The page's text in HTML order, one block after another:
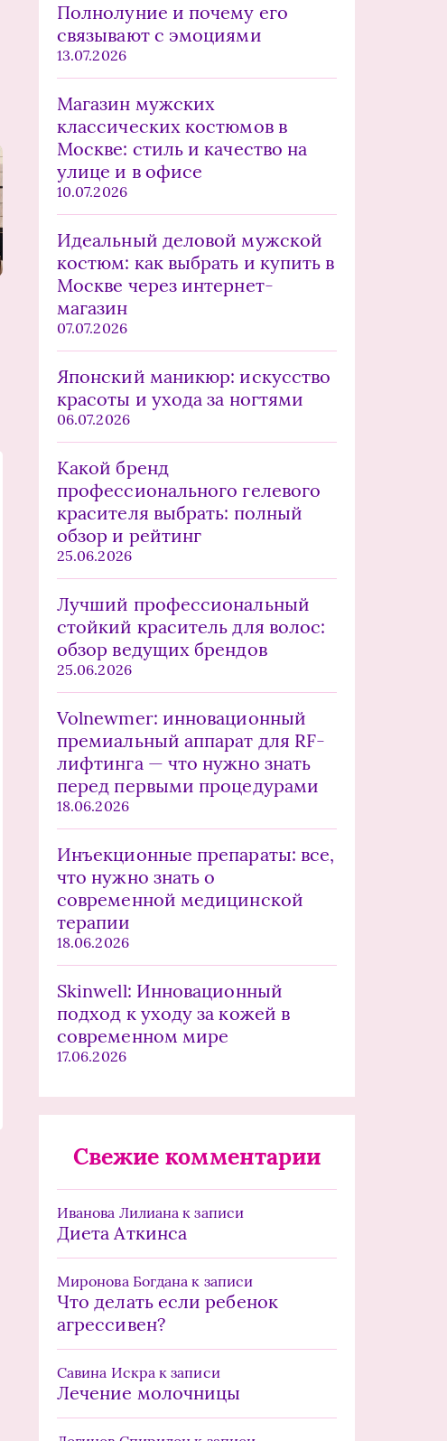
Полнолуние и почему его
связывают с эмоциями
13.07.2026
Магазин мужских
классических костюмов в
Москве: стиль и качество на
улице и в офисе
10.07.2026
Идеальный деловой мужской
костюм: как выбрать и купить в
Москве через интернет-
магазин
07.07.2026
Японский маникюр: искусство
красоты и ухода за ногтями
06.07.2026
Какой бренд
профессионального гелевого
красителя выбрать: полный
обзор и рейтинг
25.06.2026
Лучший профессиональный
стойкий краситель для волос:
обзор ведущих брендов
25.06.2026
Volnewmer: инновационный
премиальный аппарат для RF-
лифтинга — что нужно знать
перед первыми процедурами
18.06.2026
Инъекционные препараты: все,
что нужно знать о
современной медицинской
терапии
18.06.2026
Skinwell: Инновационный
подход к уходу за кожей в
современном мире
17.06.2026
Свежие комментарии
Иванова Лилиана к записи
Диета Аткинса
Миронова Богдана к записи
Что делать если ребенок
агрессивен?
Савина Искрак записи
Лечение молочницы